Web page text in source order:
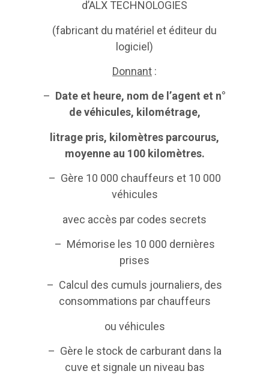
d’ALX TECHNOLOGIES
(fabricant du matériel et éditeur du
logiciel)
Donnant :
– Date et heure, nom de l’agent et n°
de véhicules, kilométrage,
litrage pris, kilomètres parcourus,
moyenne au 100 kilomètres.
– Gère 10 000 chauffeurs et 10 000
véhicules
avec accès par codes secrets
– Mémorise les 10 000 dernières
prises
– Calcul des cumuls journaliers, des
consommations par chauffeurs
ou véhicules
– Gère le stock de carburant dans la
cuve et signale un niveau bas